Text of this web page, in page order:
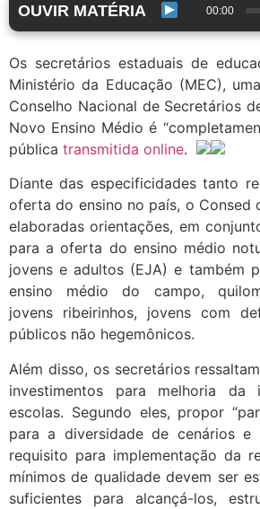
OUVIR MATÉRIA 00:00
Os secretários estaduais de
Ministério da Educação (MEC),
Conselho Nacional de Secretários
Novo Ensino Médio é
pública transmitida online.
Diante das especificidades tanto
oferta do ensino no país, o Consed
elaboradas orientações, em
para a oferta do ensino médio
jovens e adultos (EJA) e também
ensino médio do campo,
jovens ribeirinhos, jovens com
públicos não hegemônicos.
Além disso, os secretários
investimentos para melhoria da
escolas. Segundo eles, propor
para a diversidade de cenários e
requisito para implementação da
mínimos de qualidade devem ser
suficientes para alcançá-los,